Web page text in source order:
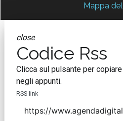
Mappa
close
Codice Rss
Clicca sul pulsante per
negli appunti.
RSS link